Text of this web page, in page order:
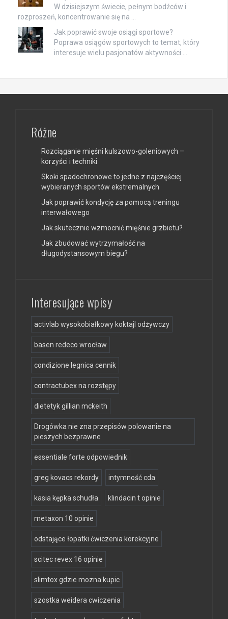
W dzisiejszym świecie, pełnym bodźców i
rozproszeń, koncentrowanie się na …
Jak poprawić swoje osiągi sportowe?
Poprawa osiągów sportowych to temat, który
interesuje wielu pasjonatów aktywności …
Różne
Rozciąganie mięśni kulszowo-goleniowych –
korzyści i techniki
Skoki spadochronowe to jedne z najczęściej
wybieranych sportów ekstremalnych
Jak poprawić kondycję za pomocą treningu
interwałowego
Jak skutecznie wzmocnić mięśnie grzbietu?
Jak zbudować wytrzymałość na
długodystansowym biegu?
Interesujące wpisy
activlab wysokobiałkowy koktajl odżywczy
basen redeco wrocław
condizione legnica cennik
contractubex na rozstępy
dietetyk gillian mckeith
Drogówka nie zna przepisów polowanie na
pieszych bezprawne
essentiale forte odpowiednik
greg kovacs rekordy intymność cda
kasia kępka schudła klindacin t opinie
metaxon 10 opinie
odstające łopatki ćwiczenia korekcyjne
scitec revex 16 opinie
slimtox gdzie mozna kupic
szostka weidera cwiczenia